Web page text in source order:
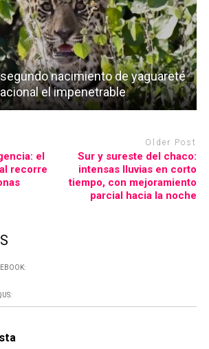
nacimiento de yaguareté
el impenetrable
el
recorre
Older Post
Sur y sureste del chaco:
intensas lluvias en corto
tiempo, con mejoramiento
parcial hacia la noche